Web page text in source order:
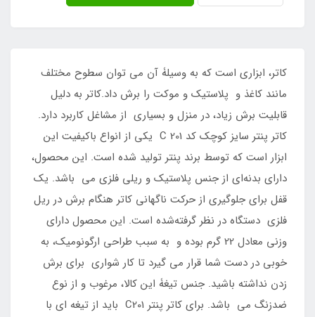
کاتر، ابزاری است که به وسیلۀ آن می توان سطوح مختلف
مانند کاغذ و پلاستیک و موکت را برش داد.کاتر به دلیل
قابلیت برش زیاد، در منزل و بسیاری از مشاغل کاربرد دارد.
کاتر پنتر سایز کوچک کد C 201 یکی از انواع باکیفیت این
ابزار است که توسط برند پنتر تولید شده است. این محصول،
دارای بدنه‌ای از جنس پلاستیک و ریلی فلزی می باشد. یک
قفل برای جلوگیری از حرکت ناگهانی کاتر هنگام برش در ریل
فلزی دستگاه در نظر گرفته‌شده است. این محصول دارای
وزنی معادل 22 گرم بوده و به سبب طراحی ارگونومیک، به
خوبی در دست شما قرار می گیرد تا کار شواری برای برش
زدن نداشته باشید. جنس تیغۀ این کالا، مرغوب و از نوع
ضدزنگ می باشد. برای کاتر پنتر C201 باید از تیغه ا‌ی با